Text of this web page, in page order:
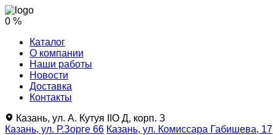
0 %
Каталог
О компании
Наши работы
Новости
Доставка
Контакты
Казань, ул. А. Кутуя IIO Д, корп. З
Казань, ул. Р.Зорге 66 Казань, ул. Комиссара Габишева, 17